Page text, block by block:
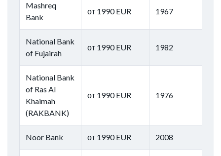
Mashreq
Bank
от 1990 EUR 1967
National Bank
of Fujairah
от 1990 EUR 1982
National Bank
of Ras Al
Khaimah
(RAKBANK)
от 1990 EUR 1976
Noor Bank от 1990 EUR 2008